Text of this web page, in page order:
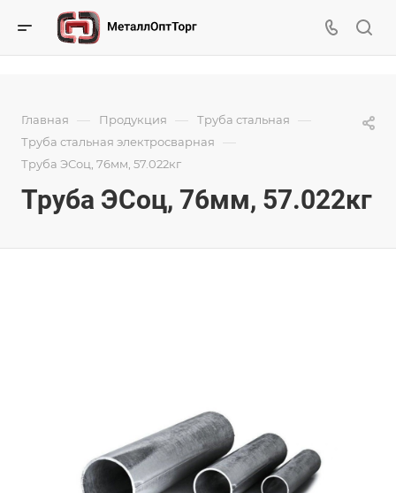
Главная — Продукция — Труба стальная —
Труба стальная электросварная —
Труба ЭСоц, 76мм, 57.022кг
Труба ЭСоц, 76мм, 57.022кг